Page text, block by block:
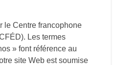
le Centre francophone
Les termes
» font référence au
site Web est soumise